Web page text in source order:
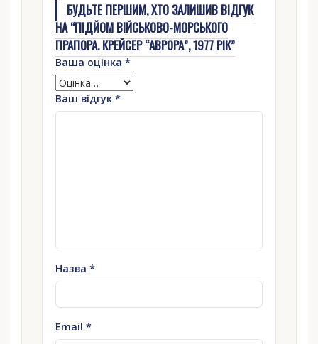
БУДЬТЕ ПЕРШИМ, ХТО ЗАЛИШИВ ВІДГУК
НА “ПІДЙОМ ВІЙСЬКОВО-МОРСЬКОГО
ПРАПОРА. КРЕЙСЕР “АВРОРА”, 1977 РІК”
Ваша оцінка *
Ваш відгук *
Назва *
Email *